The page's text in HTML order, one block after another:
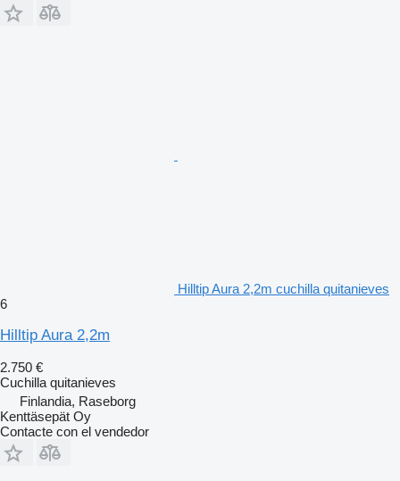
Hilltip Aura 2,2m cuchilla quitanieves
6
Hilltip Aura 2,2m
2.750 €
Cuchilla quitanieves
Finlandia, Raseborg
Kenttäsepät Oy
Contacte con el vendedor